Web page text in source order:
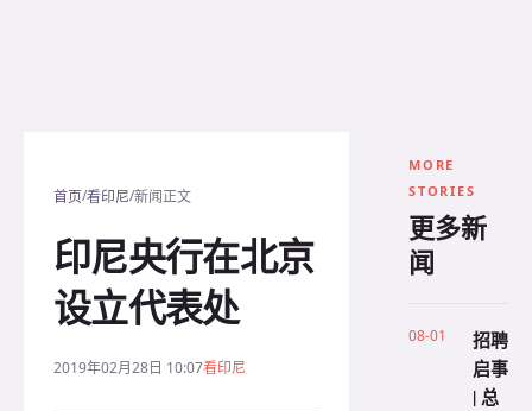
首页/看印尼/新闻正文
印尼央行在北京
设立代表处
2019年02月28日 10:07看印尼
MORE
STORIES
更多新
闻
08-01
招聘
启事
| 总